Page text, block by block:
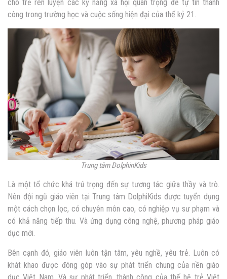
cho trẻ rèn luyện các kỹ năng xã hội quan trọng để tự tin thành
công trong trường học và cuộc sống hiện đại của thế kỷ 21.
Trung tâm DolphinKids
Là một tổ chức khá trú trọng đến sự tương tác giữa thầy và trò.
Nên đội ngũ giáo viên tại Trung tâm DolphiKids được tuyển dụng
một cách chọn lọc, có chuyên môn cao, có nghiệp vụ sư phạm và
có khả năng tiếp thu. Và ứng dụng công nghệ, phương pháp giáo
dục mới.
Bên cạnh đó, giáo viên luôn tận tâm, yêu nghề, yêu trẻ. Luôn có
khát khao được đóng góp vào sự phát triển chung của nền giáo